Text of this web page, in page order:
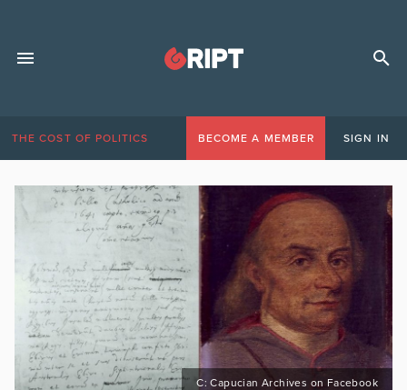
THE COST OF POLITICS BECOME A MEMBER SIGN IN
C: Capucian Archives on Facebook